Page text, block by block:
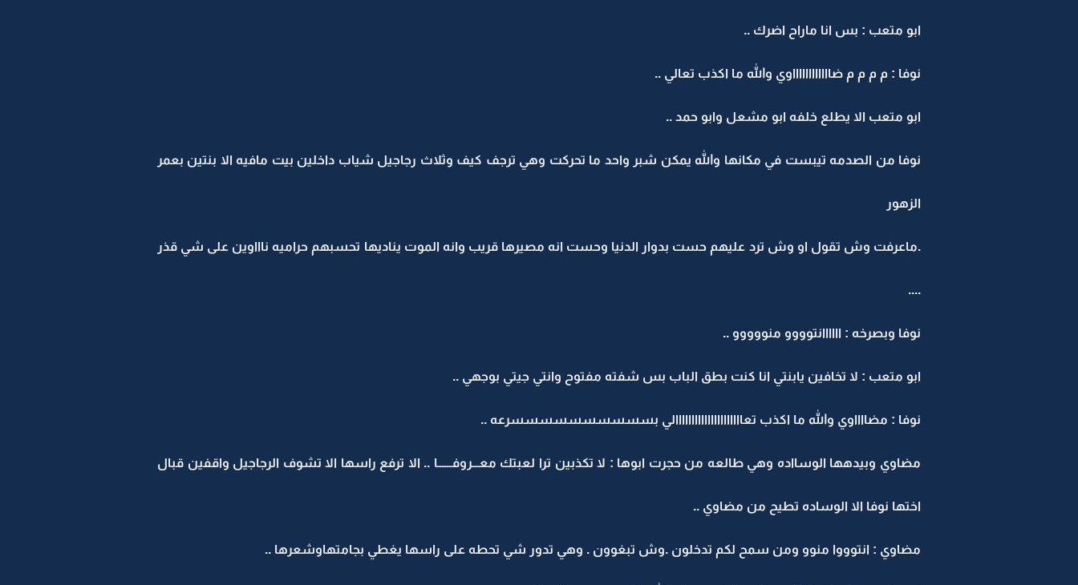
ابو متعب : بس انا ماراح اضرك ..
نوفا : م م م م ضااااااااااااوي والله ما اكذب تعالي ..
ابو متعب الا يطلع خلفه ابو مشعل وابو حمد ..
نوفا من الصدمه تيبست في مكانها والله يمكن شبر واحد ما تحركت وهي ترجف كيف وثلاث رجاجيل شياب داخلين بيت مافيه الا بنتين بعمر
الزهور
.ماعرفت وش تقول او وش ترد عليهم حست بدوار الدنيا وحست انه مصيرها قريب وانه الموت يناديها تحسبهم حراميه ناااوين على شي قذر
....
نوفا وبصرخه : اااااانتوووو منووووو ..
ابو متعب : لا تخافين يابنتي انا كنت بطق الباب بس شفته مفتوح وانتي جيتي بوجهي ..
نوفا : مضااااوي والله ما اكذب تعااااااااااااااااااااالي بسسسسسسسسسسرعه ..
مضاوي وبيدهها الوسااده وهي طالعه من حجرت ابوها : لا تكذبين ترا لعبتك معـــروفــــــا .. الا ترفع راسها الا تشوف الرجاجيل واقفين قبال
اختها نوفا الا الوساده تطيح من مضاوي ..
مضاوي : انتوووا منوو ومن سمح لكم تدخلون .وش تبغوون . وهي تدور شي تحطه على راسها يغطي بجامتهاوشعرها ..